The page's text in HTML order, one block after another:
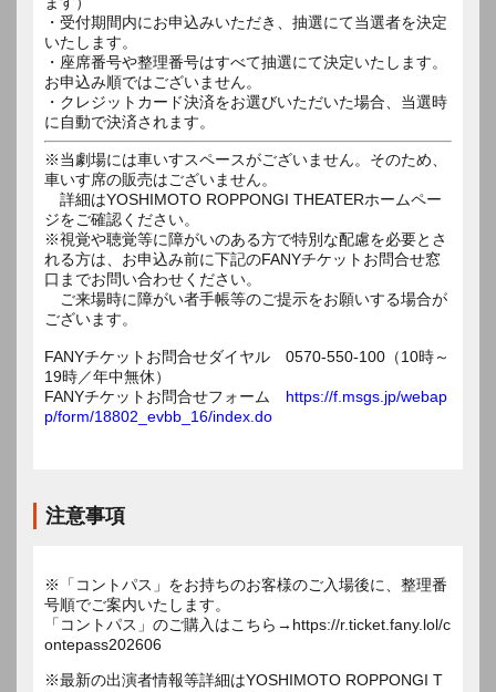
・受付期間内にお申込みいただき、抽選にて当選者を決定
いたします。
・座席番号や整理番号はすべて抽選にて決定いたします。
お申込み順ではございません。
・クレジットカード決済をお選びいただいた場合、当選時
に自動で決済されます。
※当劇場には車いすスペースがございません。そのため、
車いす席の販売はございません。
詳細はYOSHIMOTO ROPPONGI THEATERホームペー
ジをご確認ください。
※視覚や聴覚等に障がいのある方で特別な配慮を必要とさ
れる方は、お申込み前に下記のFANYチケットお問合せ窓
口までお問い合わせください。
ご来場時に障がい者手帳等のご提示をお願いする場合が
ございます。
FANYチケットお問合せダイヤル 0570-550-100（10時～
19時／年中無休）
FANYチケットお問合せフォーム https://f.msgs.jp/webap
p/form/18802_evbb_16/index.do
注意事項
※「コントパス」をお持ちのお客様のご入場後に、整理番
号順でご案内いたします。
「コントパス」のご購入はこちら→https://r.ticket.fany.lol/c
ontepass202606
※最新の出演者情報等詳細はYOSHIMOTO ROPPONGI T